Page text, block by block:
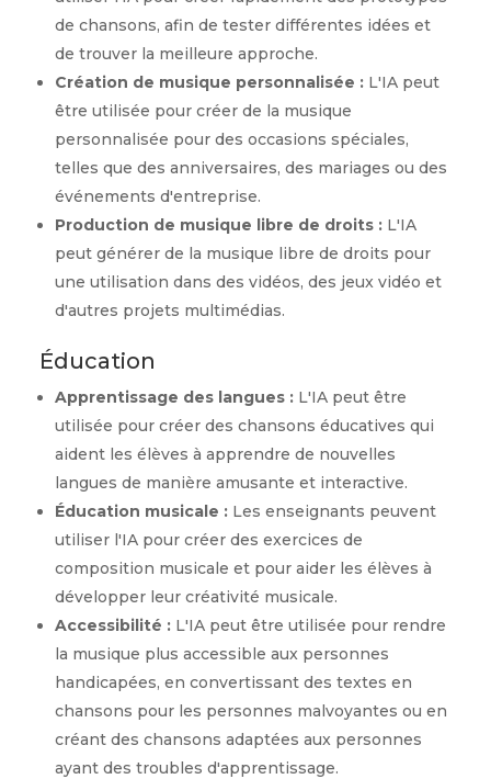
de chansons, afin de tester différentes idées et
de trouver la meilleure approche.
Création de musique personnalisée :L'IA peut
être utilisée pour créer de la musique
personnalisée pour des occasions spéciales,
telles que des anniversaires, des mariages ou des
événements d'entreprise.
Production de musique libre de droits :L'IA
peut générer de la musique libre de droits pour
une utilisation dans des vidéos, des jeux vidéo et
d'autres projets multimédias.
Éducation
Apprentissage des langues :L'IA peut être
utilisée pour créer des chansons éducatives qui
aident les élèves à apprendre de nouvelles
langues de manière amusante et interactive.
Éducation musicale :Les enseignants peuvent
utiliser l'IA pour créer des exercices de
composition musicale et pour aider les élèves à
développer leur créativité musicale.
Accessibilité :L'IA peut être utilisée pour rendre
la musique plus accessible aux personnes
handicapées, en convertissant des textes en
chansons pour les personnes malvoyantes ou en
créant des chansons adaptées aux personnes
ayant des troubles d'apprentissage.